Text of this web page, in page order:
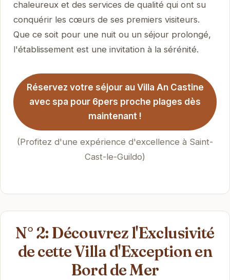
chaleureux et des services de qualité qui ont su
conquérir les cœurs de ses premiers visiteurs.
Que ce soit pour une nuit ou un séjour prolongé,
l'établissement est une invitation à la sérénité.
Réservez votre séjour au Villa An Castine
avec spa pour 6pers proche plages dès
maintenant !
(Profitez d'une expérience d'excellence à Saint-
Cast-le-Guildo)
N° 2: Découvrez l'Exclusivité
de cette Villa d'Exception en
Bord de Mer